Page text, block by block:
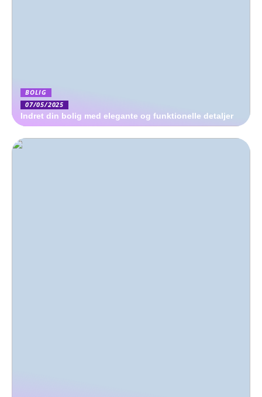
BOLIG
07/05/2025
Indret din bolig med elegante og funktionelle detaljer